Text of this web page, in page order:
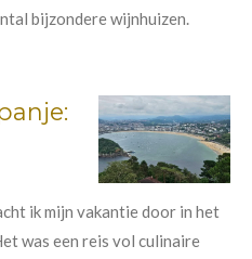
bijzondere wijnhuizen.
ik mijn vakantie door in het
was een reis vol culinaire